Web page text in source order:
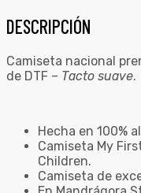
DESCRIPCIÓN
Camiseta nacional
de DTF – Tacto suave.
Hecha en 100%
Camiseta My
Children.
Camiseta de